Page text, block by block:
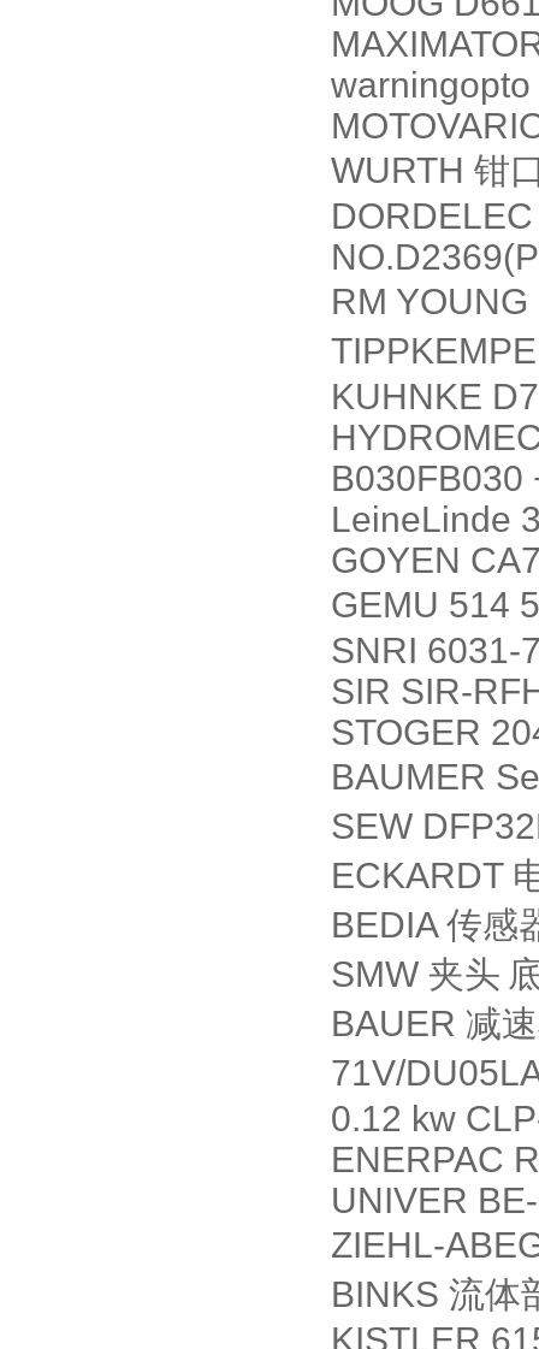
WURTH 钳
RM
KUHNKE
B030FB030
LeineLinde
GOYEN
GEMU 514
SNRI 6031-
SIR SIR-
STOGER
BAUMER
SEW
ECKARDT
BEDIA传感
SMW 夹头
BAUER 减
71V/
0.12 kw
ENERPAC
UNIVER
ZIEHL-
BINKS 流体
KISTLER